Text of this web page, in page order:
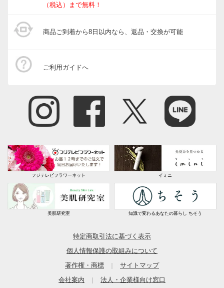
（税込）まで無料！
商品ご到着から8日以内なら、返品・交換が可能
ご利用ガイドへ
フジテレビフラワーネット イミニ
美肌研究室 知識で変わるあなたの暮らし ちそう
特定商取引法に基づく表示
個人情報保護の取組みについて
著作権・商標
サイトマップ
会社案内
法人・企業様向け窓口